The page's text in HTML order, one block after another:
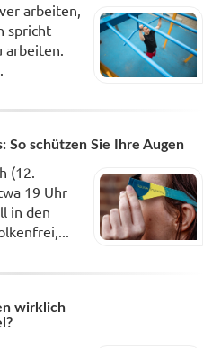
arbeiten,
spricht
arbeiten.
So schützen Sie Ihre Augen
(12.
19 Uhr
in den
wirklich